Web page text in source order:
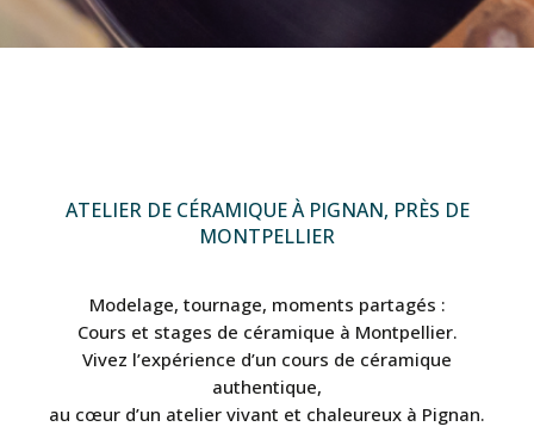
ATELIER DE CÉRAMIQUE À PIGNAN, PRÈS DE
MONTPELLIER
Modelage, tournage, moments partagés :
Cours et stages de céramique à Montpellier.
Vivez l’expérience d’un cours de céramique
authentique,
au cœur d’un atelier vivant et chaleureux à Pignan.